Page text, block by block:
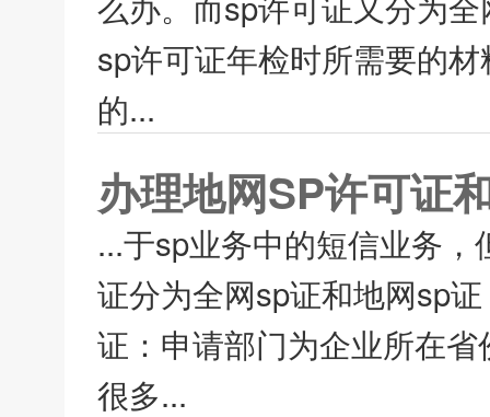
sp许可证年检时所需要的
的...
办理地网SP许可证
...于sp业务中的短信业务
证分为全网sp证和地网sp
证：申请部门为企业所在
很多...